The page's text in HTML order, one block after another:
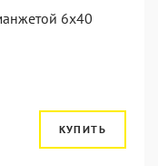
6x40
КУПИТЬ